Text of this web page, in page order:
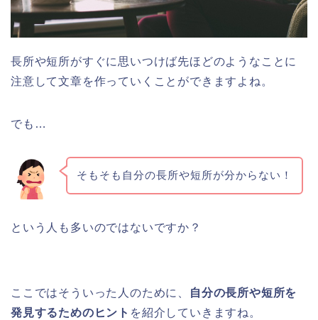
長所や短所がすぐに思いつけば先ほどのようなことに
注意して文章を作っていくことができますよね。
でも…
そもそも自分の長所や短所が分からない！
という人も多いのではないですか？
ここではそういった人のために、
自分の長所や短所を
発見するためのヒント を紹介していきますね。